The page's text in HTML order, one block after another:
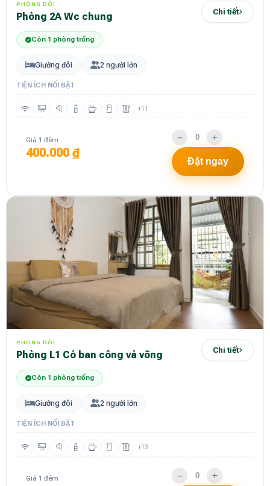
PHÒNG ĐÔI
Phòng 2A Wc chung Chi tiết
Còn 1 phòng trống
Giường đôi 2 người lớn
TIỆN ÍCH NỔI BẬT
+11
Giá 1 đêm
400.000 ₫
Đặt ngay
PHÒNG ĐÔI
Phòng L1 Có ban công và võng Chi tiết
Còn 1 phòng trống
Giường đôi 2 người lớn
TIỆN ÍCH NỔI BẬT
+13
Giá 1 đêm